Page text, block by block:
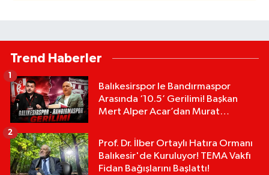
Trend Haberler
Balıkesirspor le Bandırmaspor
Arasında ‘10.5’ Gerilimi! Başkan
Mert Alper Acar’dan Murat
1
Prof. Dr. İlber Ortaylı Hatıra Ormanı
Balıkesir'de Kuruluyor! TEMA Vakfı
Fidan Bağışlarını Başlattı!
2